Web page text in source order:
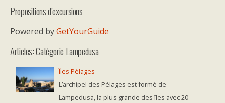
Propositions d’excursions
Powered byGetYourGuide
Articles: Catégorie Lampedusa
Îles Pélages
L’archipel des Pélages est formé de
Lampedusa, la plus grande des îles avec 20